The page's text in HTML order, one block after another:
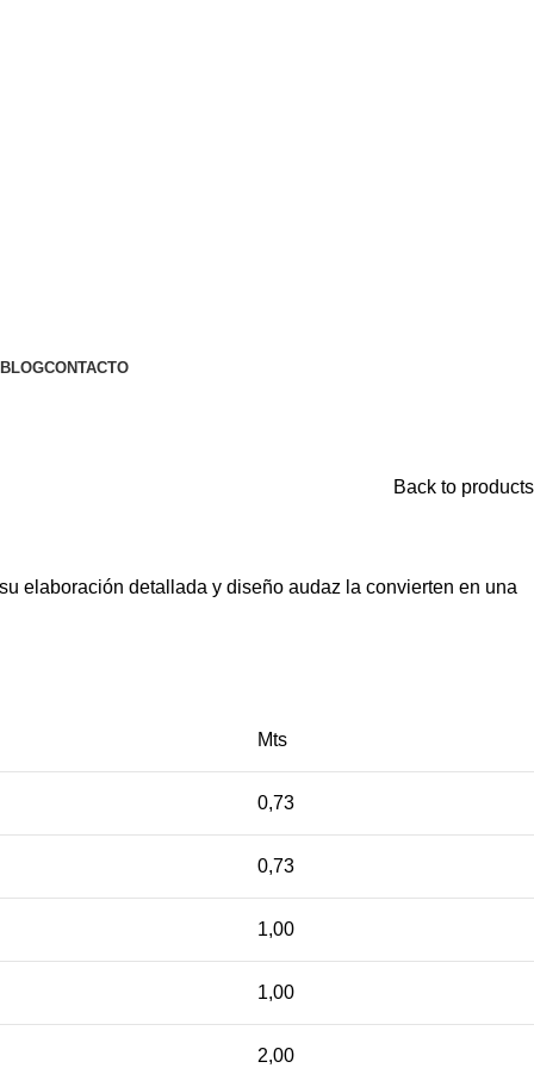
BLOGCONTACTO
Back to products
elaboración detallada y diseño audaz la convierten en una
Mts
0,73
0,73
1,00
1,00
2,00